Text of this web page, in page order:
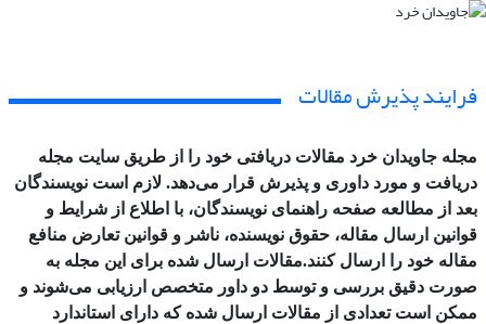
فرایند پذیرش مقالات
مجله جاویدان خرد مقالات دریافتی خود را از طریق سایت مجله
دریافت و مورد داوری و پذیرش قرار می‌دهد. لازم است نویسندگان
بعد از مطالعه صفحه راهنمای نویسندگان، با اطلاع از شرایط و
قوانین ارسال مقاله، حقوق نویسنده، ناشر و قوانین تعارض منافع
مقاله خود را ارسال کنند.مقالات ارسال شده برای این مجله به
صورت دقیق بررسی و توسط دو داور متخصص ارزیابی می‌شوند و
ممکن است تعدادی از مقالات ارسال شده که دارای استاندارد